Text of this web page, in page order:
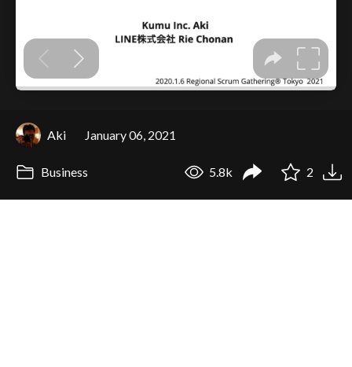
Aki January 06, 2021
Business 5.8k 2